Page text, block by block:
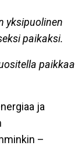
yksipuolinen
paikaksi.
paikkaa
ja
–